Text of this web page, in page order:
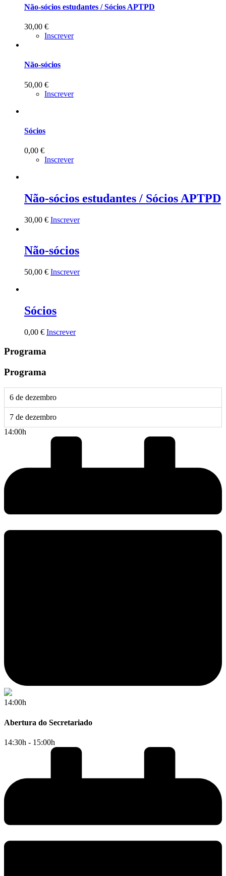
Não-sócios estudantes / Sócios APTPD
30,00 €
Inscrever
Não-sócios
50,00 €
Inscrever
Sócios
0,00 €
Inscrever
Não-sócios estudantes / Sócios APTPD
30,00 € Inscrever
Não-sócios
50,00 € Inscrever
Sócios
0,00 € Inscrever
Programa
Programa
6 de dezembro
7 de dezembro
14:00h
14:00h
Abertura do Secretariado
14:30h - 15:00h